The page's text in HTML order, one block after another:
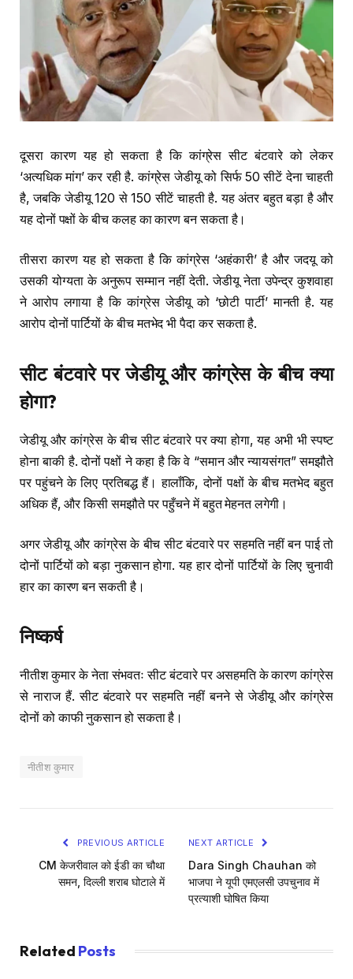
दूसरा कारण यह हो सकता है कि कांग्रेस सीट बंटवारे को लेकर
‘अत्यधिक मांग’ कर रही है. कांग्रेस जेडीयू को सिर्फ 50 सीटें देना चाहती
है, जबकि जेडीयू 120 से 150 सीटें चाहती है. यह अंतर बहुत बड़ा है और
यह दोनों पक्षों के बीच कलह का कारण बन सकता है।
तीसरा कारण यह हो सकता है कि कांग्रेस ‘अहंकारी’ है और जदयू को
उसकी योग्यता के अनुरूप सम्मान नहीं देती. जेडीयू नेता उपेन्द्र कुशवाहा
ने आरोप लगाया है कि कांग्रेस जेडीयू को ‘छोटी पार्टी’ मानती है. यह
आरोप दोनों पार्टियों के बीच मतभेद भी पैदा कर सकता है.
सीट बंटवारे पर जेडीयू और कांग्रेस के बीच क्या
होगा?
जेडीयू और कांग्रेस के बीच सीट बंटवारे पर क्या होगा, यह अभी भी स्पष्ट
होना बाकी है. दोनों पक्षों ने कहा है कि वे “समान और न्यायसंगत” समझौते
पर पहुंचने के लिए प्रतिबद्ध हैं। हालाँकि, दोनों पक्षों के बीच मतभेद बहुत
अधिक हैं, और किसी समझौते पर पहुँचने में बहुत मेहनत लगेगी।
अगर जेडीयू और कांग्रेस के बीच सीट बंटवारे पर सहमति नहीं बन पाई तो
दोनों पार्टियों को बड़ा नुकसान होगा. यह हार दोनों पार्टियों के लिए चुनावी
हार का कारण बन सकती है।
निष्कर्ष
नीतीश कुमार के नेता संभवतः सीट बंटवारे पर असहमति के कारण कांग्रेस
से नाराज हैं. सीट बंटवारे पर सहमति नहीं बनने से जेडीयू और कांग्रेस
दोनों को काफी नुकसान हो सकता है।
नीतीश कुमार
PREVIOUS ARTICLE
CM केजरीवाल को ईडी का चौथा
समन, दिल्ली शराब घोटाले में
NEXT ARTICLE
Dara Singh Chauhan को
भाजपा ने यूपी एमएलसी उपचुनाव में
प्रत्याशी घोषित किया
Related Posts